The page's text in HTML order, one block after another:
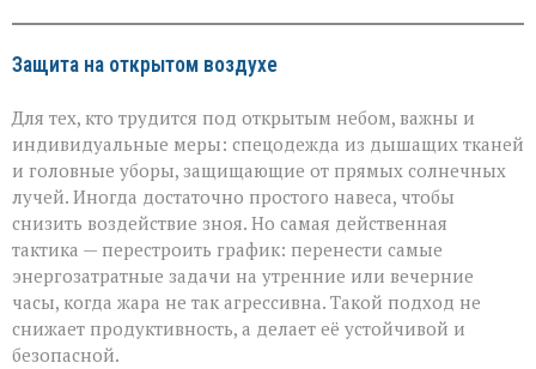
Защита на открытом воздухе
Для тех, кто трудится под открытым небом, важны и
индивидуальные меры: спецодежда из дышащих тканей
и головные уборы, защищающие от прямых солнечных
лучей. Иногда достаточно простого навеса, чтобы
снизить воздействие зноя. Но самая действенная
тактика — перестроить график: перенести самые
энергозатратные задачи на утренние или вечерние
часы, когда жара не так агрессивна. Такой подход не
снижает продуктивность, а делает её устойчивой и
безопасной.